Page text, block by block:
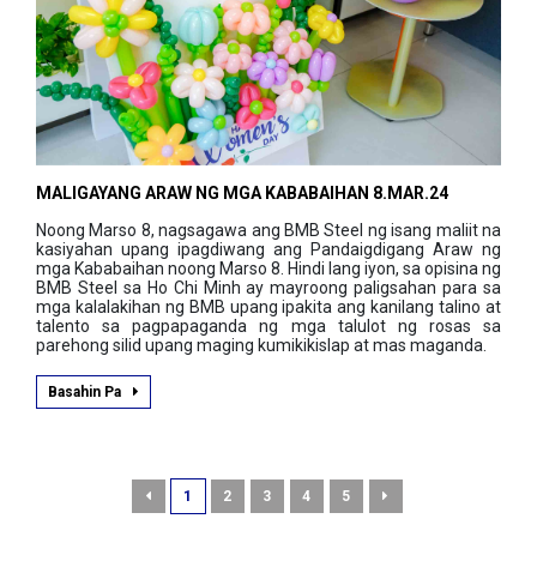
MALIGAYANG ARAW NG MGA KABABAIHAN 8.MAR.24
Noong Marso 8, nagsagawa ang BMB Steel ng isang maliit na
kasiyahan upang ipagdiwang ang Pandaigdigang Araw ng
mga Kababaihan noong Marso 8. Hindi lang iyon, sa opisina ng
BMB Steel sa Ho Chi Minh ay mayroong paligsahan para sa
mga kalalakihan ng BMB upang ipakita ang kanilang talino at
talento sa pagpapaganda ng mga talulot ng rosas sa
parehong silid upang maging kumikikislap at mas maganda.
Basahin Pa
1 2 3 4 5